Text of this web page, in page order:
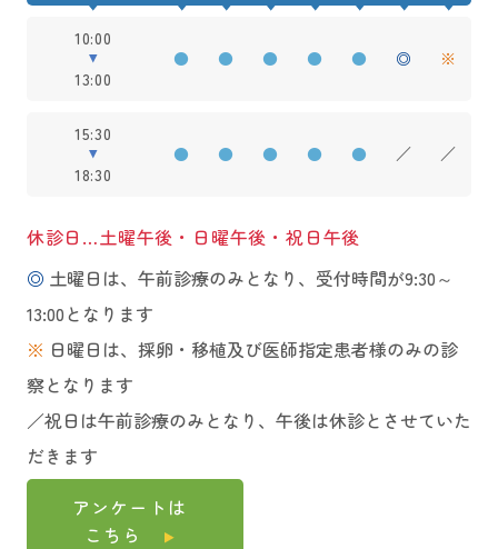
10:00
13:00
● ● ● ● ● ◎ ※
15:30
18:30
● ● ● ● ● ／ ／
休診日…土曜午後・日曜午後・祝日午後
◎ 土曜日は、午前診療のみとなり、受付時間が9:30～
13:00となります
※ 日曜日は、採卵・移植及び医師指定患者様のみの診
察となります
／祝日は午前診療のみとなり、午後は休診とさせていた
だきます
アンケートは
こちら